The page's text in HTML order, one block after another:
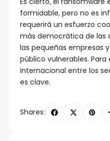
formidable, pero no es
requerirá un esfuerzo
más democrática de las
las pequeñas empresas
público vulnerables.
internacional entre los
es clave.
Shares: